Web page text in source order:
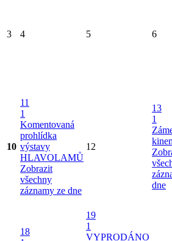
3 4 5 6
10
11
1
Komentovaná
prohlídka
výstavy
HLAVOLAMŮ
Zobrazit
všechny
záznamy ze dne
12
13
1
dne
18
19
1
VYPRODÁNO